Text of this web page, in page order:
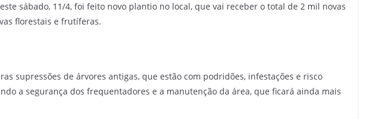
sábado, 11/4, foi feito novo plantio no local, que vai receber o total de 2 mil novas
florestais e frutíferas.
supressões de árvores antigas, que estão com podridões, infestações e risco
a segurança dos frequentadores e a manutenção da área, que ficará ainda mais